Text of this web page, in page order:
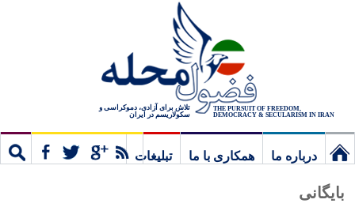
THE PURSUIT OF FREEDOM,
DEMOCRACY & SECULARISM IN IRAN
تلاش برای آزادی، دموکراسی و
سکولاریسم در ایران
درباره ما همکاری با ما
تبلیغات
بایگانی